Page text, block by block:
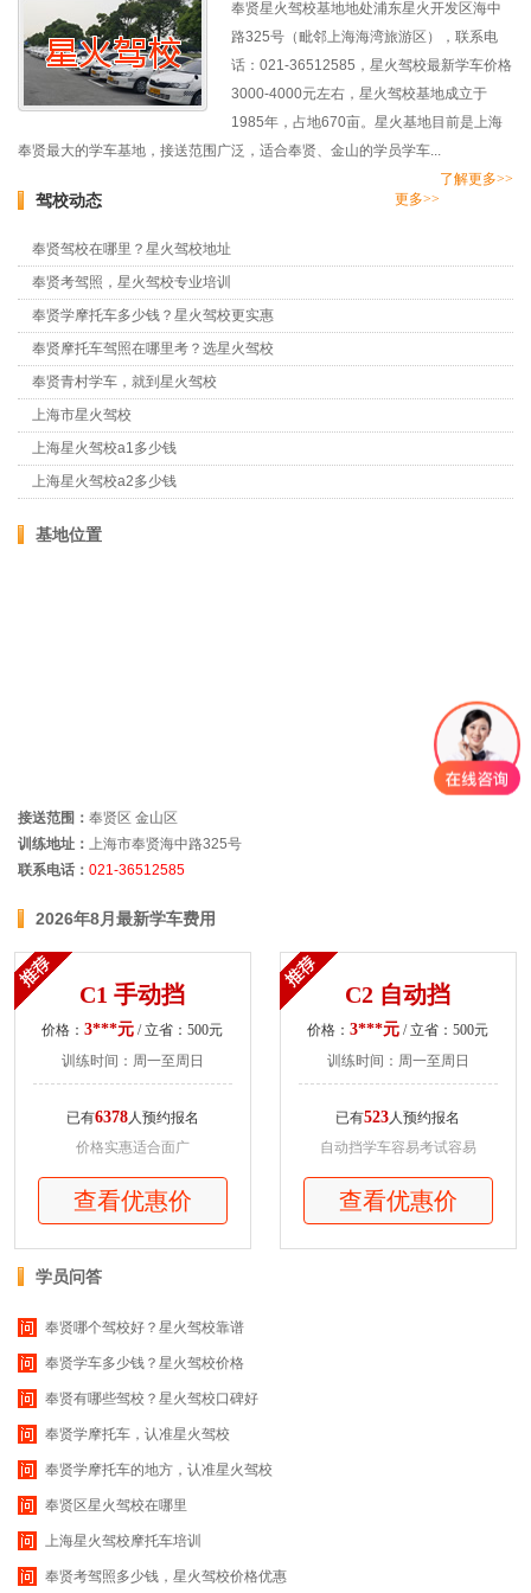
奉贤星火驾校基地地处浦东星火开发区海中
路325号（毗邻上海海湾旅游区），联系电
话：021-36512585，星火驾校最新学车价格
3000-4000元左右，星火驾校基地成立于
1985年，占地670亩。星火基地目前是上海
奉贤最大的学车基地，接送范围广泛，适合奉贤、金山的学员学车...
了解更多>>
更多>>
驾校动态
奉贤驾校在哪里？星火驾校地址
奉贤考驾照，星火驾校专业培训
奉贤学摩托车多少钱？星火驾校更实惠
奉贤摩托车驾照在哪里考？选星火驾校
奉贤青村学车，就到星火驾校
上海市星火驾校
上海星火驾校a1多少钱
上海星火驾校a2多少钱
基地位置
接送范围： 奉贤区 金山区
训练地址： 上海市奉贤海中路325号
联系电话： 021-36512585
2026年8月最新学车费用
C1 手动挡
价格：3***元 / 立省：500元
训练时间：周一至周日
已有6378人预约报名
价格实惠适合面广
查看优惠价
C2 自动挡
价格：3***元 / 立省：500元
训练时间：周一至周日
已有523人预约报名
自动挡学车容易考试容易
查看优惠价
学员问答
奉贤哪个驾校好？星火驾校靠谱
奉贤学车多少钱？星火驾校价格
奉贤有哪些驾校？星火驾校口碑好
奉贤学摩托车，认准星火驾校
奉贤学摩托车的地方，认准星火驾校
奉贤区星火驾校在哪里
上海星火驾校摩托车培训
奉贤考驾照多少钱，星火驾校价格优惠